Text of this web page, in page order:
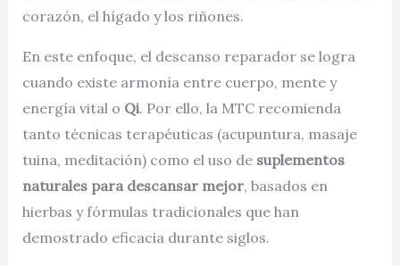
corazón, el hígado y los riñones.
En este enfoque, el descanso reparador se logra
cuando existe armonía entre cuerpo, mente y
energía vital o Qi. Por ello, la MTC recomienda
tanto técnicas terapéuticas (acupuntura, masaje
tuina, meditación) como el uso de suplementos
naturales para descansar mejor, basados en
hierbas y fórmulas tradicionales que han
demostrado eficacia durante siglos.